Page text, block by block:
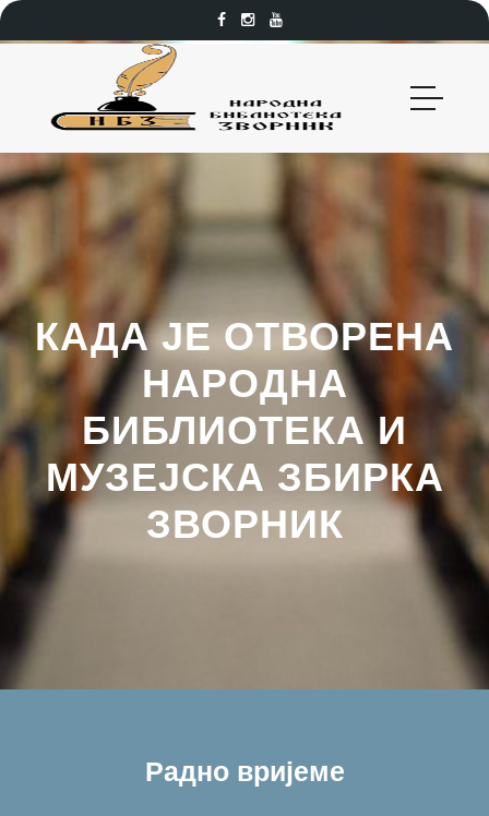
КАДА ЈЕ ОТВОРЕНА
НАРОДНА
БИБЛИОТЕКА И
МУЗЕЈСКА ЗБИРКА
ЗВОРНИК
Радно вријеме